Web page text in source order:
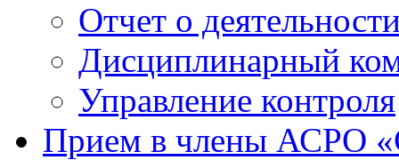
Отчет о
Дисциплинарный
Управление контроля
Прием в члены АСРО